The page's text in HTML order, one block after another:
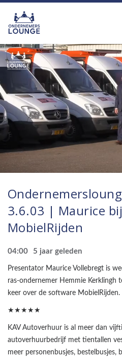
3.6.03 | Maurice bij
MobielRijden
04:00 5 jaar geleden
Presentator Maurice Vollebregt is
ras-ondernemer Hemmie Kerklingh
keer over de software MobielRijden.
★★★★★
KAV Autoverhuur is al meer dan
autoverhuurbedrijf met tientallen
meer personenbusjes, bestelbusjes,